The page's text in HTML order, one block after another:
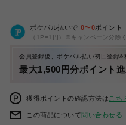
ポケパル払いで 0〜0ポイント
（1P=1円）※キャンペーン分除く
会員登録後、ポケパル払い初回登録&
最大1,500円分ポイント
獲得ポイントの確認方法は こち
この商品について問い合わせる